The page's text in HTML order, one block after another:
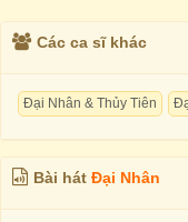
Các ca sĩ khác
Đại Nhân & Thủy Tiên
Bài hát Đại Nhân